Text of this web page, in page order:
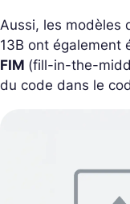
Aussi, les modèles
13B ont également
FIM (fill-in-the-
du code dans le